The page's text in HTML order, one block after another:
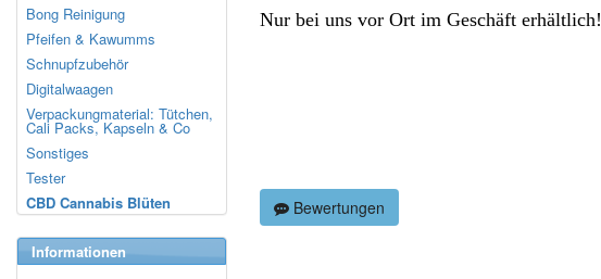
Nur bei uns vor Ort im Geschäft erhältlich!
Bewertungen
Bong Reinigung
Pfeifen & Kawumms
Schnupfzubehör
Digitalwaagen
Verpackungmaterial: Tütchen,
Cali Packs, Kapseln & Co
Sonstiges
Tester
CBD Cannabis Blüten
Informationen